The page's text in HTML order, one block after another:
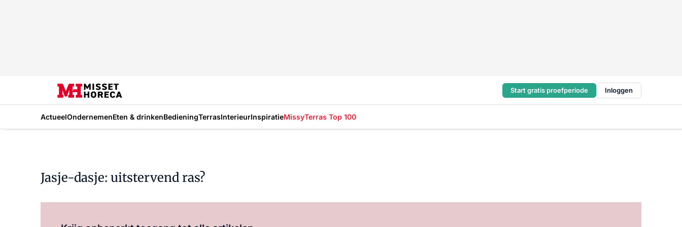
Start gratis proefperiode Inloggen
ActueelOndernemenEten & drinkenBedieningTerrasInterieurInspiratieMissyTerras Top 100
Jasje-dasje: uitstervend ras?